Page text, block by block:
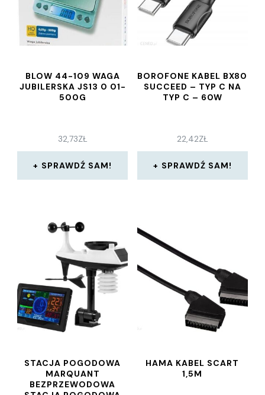
BLOW 44-109 WAGA
JUBILERSKA JS13 0 01-
500G
32,73ZŁ
SPRAWDŹ SAM!
BOROFONE KABEL BX80
SUCCEED – TYP C NA
TYP C – 60W
22,42ZŁ
SPRAWDŹ SAM!
STACJA POGODOWA
MARQUANT
BEZPRZEWODOWA
HAMA KABEL SCART
1,5M